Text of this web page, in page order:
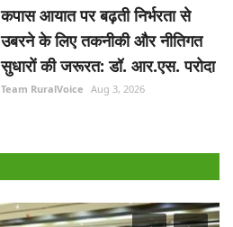
कपास आयात पर बढ़ती निर्भरता से
उबरने के लिए तकनीकी और नीतिगत
सुधारों की जरूरत: डॉ. आर.एस. परोदा
Team RuralVoice Aug 3, 2026